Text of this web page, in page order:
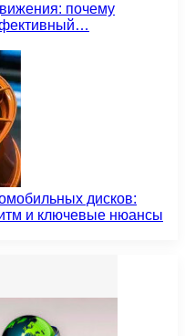
почему
дисков:
и ключевые нюансы